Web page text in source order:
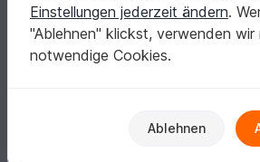
Einstellungen jederzeit ändern.
"Ablehnen" klickst, verwenden wir
notwendige Cookies.
Ablehnen